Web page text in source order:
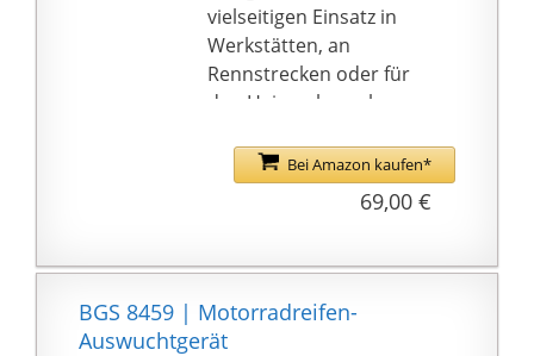
vielseitigen Einsatz in
Werkstätten, an
Rennstrecken oder für
den Heimgebrauch
beschichteten
Carbonstahls und
robuster Verarbeitung
kompakter Größe auch
ideal an Rennstrecken
Bei Amazon kaufen*
69,00 €
BGS 8459 | Motorradreifen-
Auswuchtgerät